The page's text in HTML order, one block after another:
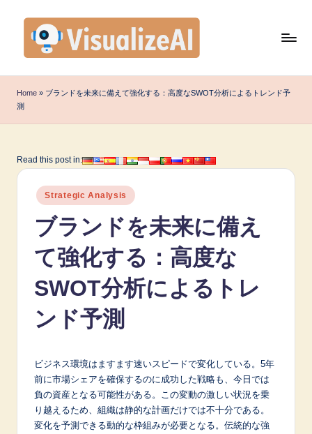
i
s
a
A
Home » ブランドを未来に備えて強化する：高度なSWOT分析によるトレンド予
測
Read this post in:
Posted
in
Strategic Analysis
ブランドを未来に備え
て強化する：高度な
SWOT分析によるトレ
ンド予測
ビジネス環境はますます速いスピードで変化している。5年
前に市場シェアを確保するのに成功した戦略も、今日では
負の資産となる可能性がある。この変動の激しい状況を乗
り越えるため、組織は静的な計画だけでは不十分である。
変化を予測できる動的な枠組みが必要となる。伝統的な強